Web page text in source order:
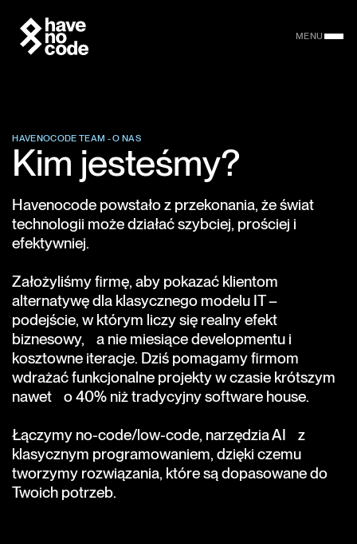
MENU
HAVENOCODE TEAM - O NAS
Kim jesteśmy?
Havenocode powstało z przekonania, że świat
technologii może działać szybciej, prościej i
efektywniej.
Założyliśmy firmę, aby pokazać klientom
alternatywę dla klasycznego modelu IT –
podejście, w którym liczy się realny efekt
biznesowy, a nie miesiące developmentu i
kosztowne iteracje. Dziś pomagamy firmom
wdrażać funkcjonalne projekty w czasie krótszym
nawet o 40% niż tradycyjny software house.
Łączymy no-code/low-code, narzędzia AI z
klasycznym programowaniem, dzięki czemu
tworzymy rozwiązania, które są dopasowane do
Twoich potrzeb.